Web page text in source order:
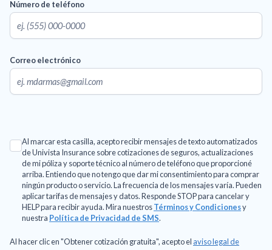
Número de teléfono
Correo electrónico
Al marcar esta casilla, acepto recibir mensajes de texto automatizados
de Univista Insurance sobre cotizaciones de seguros, actualizaciones
de mi póliza y soporte técnico al número de teléfono que proporcioné
arriba. Entiendo que no tengo que dar mi consentimiento para comprar
ningún producto o servicio. La frecuencia de los mensajes varía. Pueden
aplicar tarifas de mensajes y datos. Responde STOP para cancelar y
HELP para recibir ayuda. Mira nuestrosTérminos y Condicionesy
nuestra Política de Privacidad de SMS.
Al hacer clic en "Obtener cotización gratuita", acepto el aviso legal de